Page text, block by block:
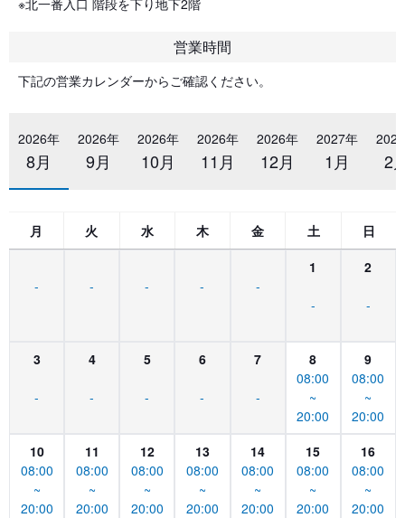
※北一番入口 階段を下り地下2階
営業時間
下記の営業カレンダーからご確認ください。
2026年
8月
2026年
9月
2026年
10月
2026年
11月
2026年
12月
2027年
1月 2
月 火 水 木 金 土 日
- - - - -
1
-
2
-
3
-
4
-
5
-
6
-
7
-
8
08:00
~
20:00
9
08:00
~
20:00
10
08:00
~
20:00
11
08:00
~
20:00
12
08:00
~
20:00
13
08:00
~
20:00
14
08:00
~
20:00
15
08:00
~
20:00
16
08:00
~
20:00